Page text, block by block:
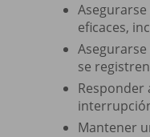
eficaces,
se
Responder
Mantener